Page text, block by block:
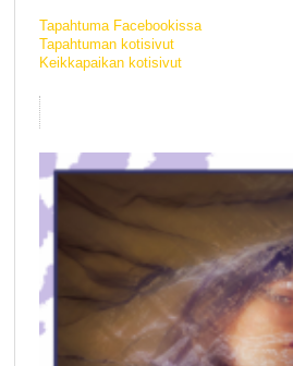
Tapahtuma Facebookissa
Tapahtuman kotisivut
Keikkapaikan kotisivut